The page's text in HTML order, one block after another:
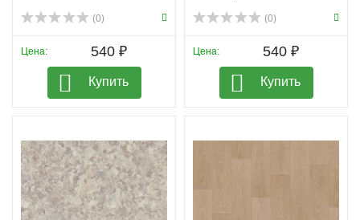
(0)
Цена: 540 ₽
Купить
(0)
Цена: 540 ₽
Купить